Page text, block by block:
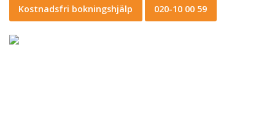
Kostnadsfri bokningshjälp 020-10 00 59